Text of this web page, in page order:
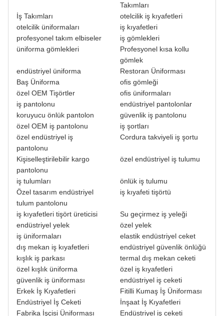
Takımları
İş Takımları
otelcilik iş kıyafetleri
otelcilik üniformaları
iş kıyafetleri
profesyonel takım elbiseler
iş gömlekleri
üniforma gömlekleri
Profesyonel kısa kollu
gömlek
endüstriyel üniforma
Restoran Üniforması
Baş Üniforma
ofis gömleği
özel OEM Tişörtler
ofis üniformaları
iş pantolonu
endüstriyel pantolonlar
koruyucu önlük pantolon
güvenlik iş pantolonu
özel OEM iş pantolonu
iş şortları
özel endüstriyel iş
pantolonu
Cordura takviyeli iş şortu
Kişiselleştirilebilir kargo
pantolonu
özel endüstriyel iş tulumu
iş tulumları
önlük iş tulumu
Özel tasarım endüstriyel
tulum pantolonu
iş kıyafeti tişörtü
iş kıyafetleri tişört üreticisi
Su geçirmez iş yeleği
endüstriyel yelek
özel yelek
iş üniformaları
elastik endüstriyel ceket
dış mekan iş kıyafetleri
endüstriyel güvenlik önlüğü
kışlık iş parkası
termal dış mekan ceketi
özel kışlık üniforma
özel iş kıyafetleri
güvenlik iş üniforması
endüstriyel iş ceketi
Erkek İş Kıyafetleri
Fitilli Kumaş İş Üniforması
Endüstriyel İş Ceketi
İnşaat İş Kıyafetleri
Fabrika İşçisi Üniforması
Endüstriyel iş ceketi